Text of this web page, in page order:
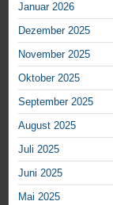
Januar 2026
Dezember 2025
November 2025
Oktober 2025
September 2025
August 2025
Juli 2025
Juni 2025
Mai 2025